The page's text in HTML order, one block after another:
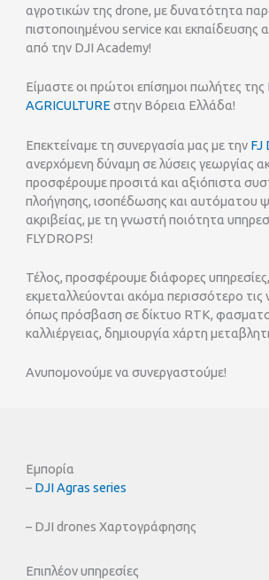
αγροτικών της drone, με δυνατότητα
πιστοποιημένου service και εκπαίδευσης
από την DJI Academy!
Είμαστε οι πρώτοι επίσημοι πωλήτες της
AGRICULTURE στην Βόρεια Ελλάδα!
Επεκτείναμε τη συνεργασία μας με την FJ
ανερχόμενη δύναμη σε λύσεις γεωργίας
προσφέρουμε προσιτά και αξιόπιστα
πλοήγησης, ισοπέδωσης και αυτόματου
ακριβείας, με τη γνωστή ποιότητα
FLYDROPS!
Τέλος, προσφέρουμε διάφορες υπηρεσίες,
εκμεταλλεύονται ακόμα περισσότερο τις
όπως πρόσβαση σε δίκτυο RTK,
καλλιέργειας, δημιουργία χάρτη
Ανυπομονούμε να συνεργαστούμε!
Εμπορία
– DJI Agras series
– DJI drones Χαρτογράφησης
Επιπλέον υπηρεσίες